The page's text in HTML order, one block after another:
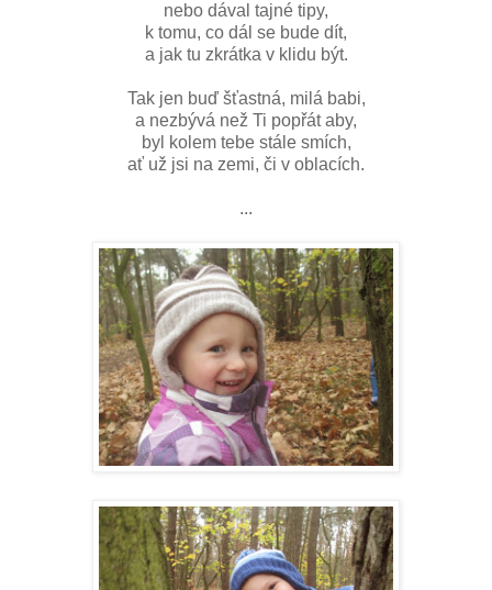
nebo dával tajné tipy,
k tomu, co dál se bude dít,
a jak tu zkrátka v klidu být.
Tak jen buď šťastná, milá babi,
a nezbývá než Ti popřát aby,
byl kolem tebe stále smích,
ať už jsi na zemi, či v oblacích.
...